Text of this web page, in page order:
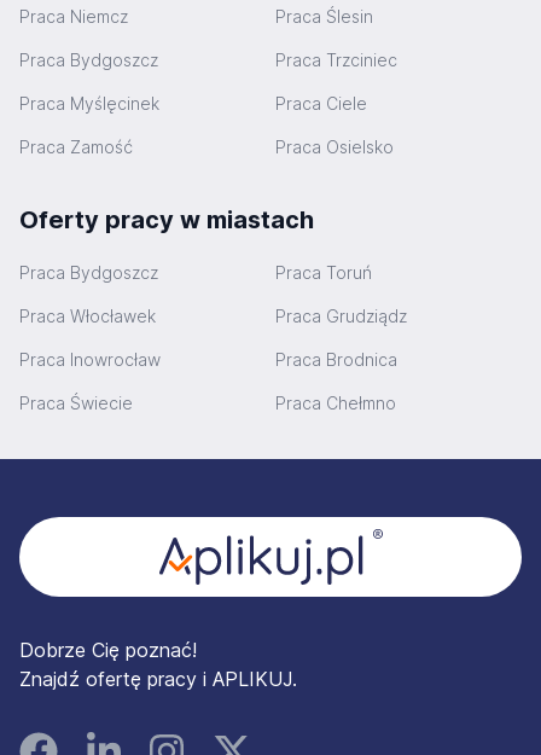
Praca Niemcz Praca Ślesin
Praca Bydgoszcz Praca Trzciniec
Praca Myślęcinek Praca Ciele
Praca Zamość Praca Osielsko
Oferty pracy w miastach
Praca Bydgoszcz Praca Toruń
Praca Włocławek Praca Grudziądz
Praca Inowrocław Praca Brodnica
Praca Świecie Praca Chełmno
Dobrze Cię poznać!
Znajdź ofertę pracy i APLIKUJ.
FacebookLinked InInstagramInstagram